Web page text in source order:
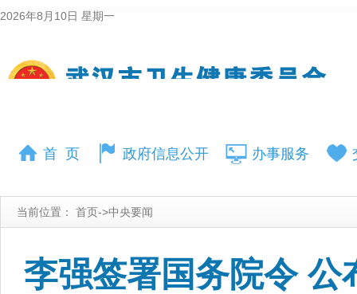
2026年8月10日 星期一
首 页 政府信息公开 办事服务
当前位置： 首页->中央要闻
李强签署国务院令 公